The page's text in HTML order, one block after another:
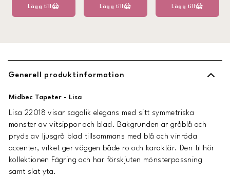
Lägg till Lägg till Lägg till
Generell produktinformation
Midbec Tapeter - Lisa
Lisa 22018 visar sagolik elegans med sitt symmetriska
mönster av vitsippor och blad. Bakgrunden är gråblå och
pryds av ljusgrå blad tillsammans med blå och vinröda
accenter, vilket ger väggen både ro och karaktär. Den tillhör
kollektionen Fägring och har förskjuten mönsterpassning
samt slät yta.